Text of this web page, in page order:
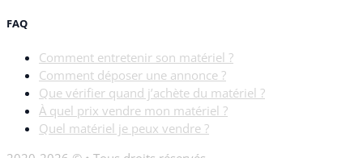
FAQ
Comment entretenir son matériel ?
Comment déposer une annonce ?
Que vérifier quand j’achète du matériel ?
À quel prix vendre mon matériel ?
Quel matériel je peux vendre ?